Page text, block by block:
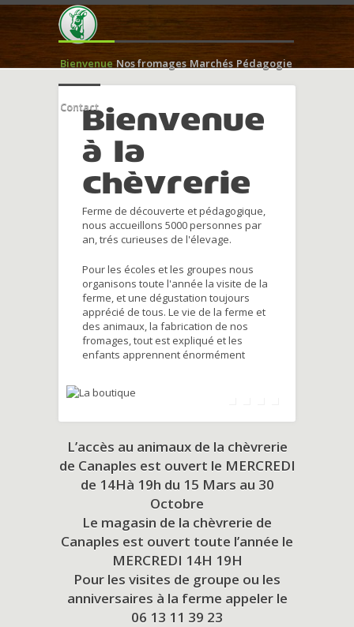
Bienvenue Nos fromages Marchés Pédagogie
ContactBienvenue
à la
chèvrerie
Ferme de découverte et pédagogique,
nous accueillons 5000 personnes par
an, trés curieuses de l'élevage.
Pour les écoles et les groupes nous
organisons toute l'année la visite de la
ferme, et une dégustation toujours
apprécié de tous. Le vie de la ferme et
des animaux, la fabrication de nos
fromages, tout est expliqué et les
enfants apprennent énormément
L’accès au animaux de la chèvrerie
de Canaples est ouvert le MERCREDI
de 14Hà 19h du 15 Mars au 30
Octobre
Le magasin de la chèvrerie de
Canaples est ouvert toute l’année le
MERCREDI 14H 19H
Pour les visites de groupe ou les
anniversaires à la ferme appeler le
06 13 11 39 23